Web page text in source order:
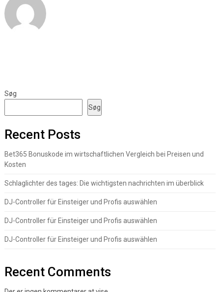
Søg
Søg
Recent Posts
Bet365 Bonuskode im wirtschaftlichen Vergleich bei Preisen und
Kosten
Schlaglichter des tages: Die wichtigsten nachrichten im überblick
DJ-Controller für Einsteiger und Profis auswählen
DJ-Controller für Einsteiger und Profis auswählen
DJ-Controller für Einsteiger und Profis auswählen
Recent Comments